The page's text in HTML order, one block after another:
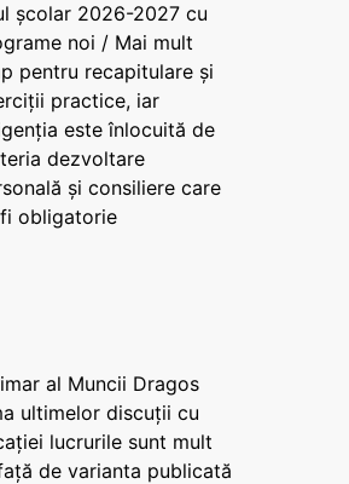
școlar 2026-2027 cu
noi / Mai mult
pentru recapitulare și
practice, iar
este înlocuită de
dezvoltare
și consiliere care
obligatorie
al Muncii Dragos
ultimelor discuții cu
lucrurile sunt mult
de varianta publicată